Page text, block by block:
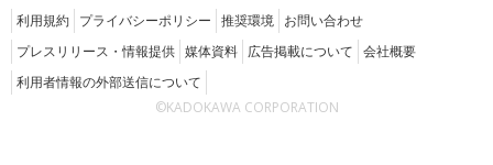
利用規約 プライバシーポリシー 推奨環境 お問い合わせ
プレスリリース・情報提供 媒体資料 広告掲載について 会社概要
利用者情報の外部送信について
©KADOKAWA CORPORATION